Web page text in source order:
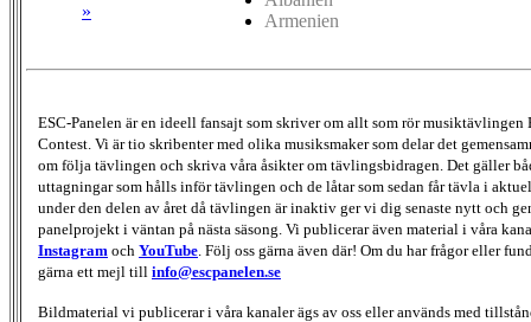
»
Armenien
ESC-Panelen är en ideell fansajt som skriver om allt som rör musiktävlingen
Contest. Vi är tio skribenter med olika musiksmaker som delar det
om följa tävlingen och skriva våra åsikter om tävlingsbidragen. Det gäller
uttagningar som hålls inför tävlingen och de låtar som sedan får tävla i
under den delen av året då tävlingen är inaktiv ger vi dig senaste nytt och
panelprojekt i väntan på nästa säsong. Vi publicerar även material i våra
Instagram och YouTube . Följ oss gärna även där! Om du har frågor eller
gärna ett mejl till info@escpanelen.se
Bildmaterial vi publicerar i våra kanaler ägs av oss eller används med